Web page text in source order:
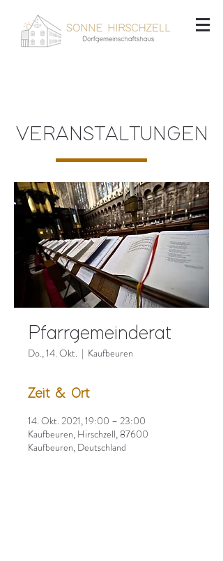
Pfarrgemeinderat
Do., 14. Okt.
  |
Kaufbeuren
Zeit & Ort
14. Okt. 2021, 19:00 – 23:00
Kaufbeuren, Hirschzell, 87600
Kaufbeuren, Deutschland
VERANSTALTUNGEN